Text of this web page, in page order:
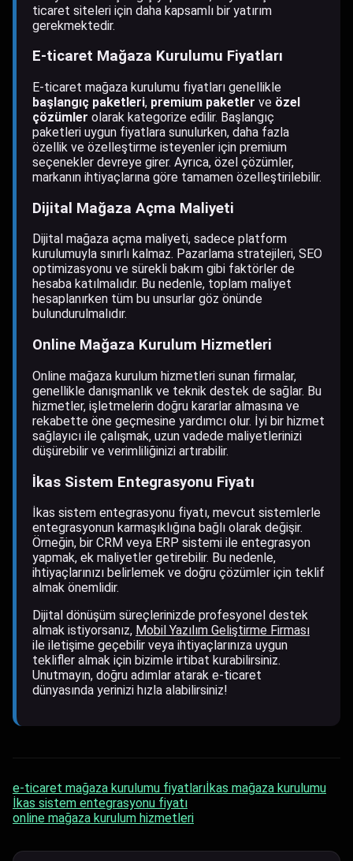
ticaret siteleri için daha kapsamlı bir yatırım
gerekmektedir.
E-ticaret Mağaza Kurulumu Fiyatları
E-ticaret mağaza kurulumu fiyatları genellikle
başlangıç paketleri, premium paketler ve özel
çözümler olarak kategorize edilir. Başlangıç
paketleri uygun fiyatlara sunulurken, daha fazla
özellik ve özelleştirme isteyenler için premium
seçenekler devreye girer. Ayrıca, özel çözümler,
markanın ihtiyaçlarına göre tamamen özelleştirilebilir.
Dijital Mağaza Açma Maliyeti
Dijital mağaza açma maliyeti, sadece platform
kurulumuyla sınırlı kalmaz. Pazarlama stratejileri, SEO
optimizasyonu ve sürekli bakım gibi faktörler de
hesaba katılmalıdır. Bu nedenle, toplam maliyet
hesaplanırken tüm bu unsurlar göz önünde
bulundurulmalıdır.
Online Mağaza Kurulum Hizmetleri
Online mağaza kurulum hizmetleri sunan firmalar,
genellikle danışmanlık ve teknik destek de sağlar. Bu
hizmetler, işletmelerin doğru kararlar almasına ve
rekabette öne geçmesine yardımcı olur. İyi bir hizmet
sağlayıcı ile çalışmak, uzun vadede maliyetlerinizi
düşürebilir ve verimliliğinizi artırabilir.
İkas Sistem Entegrasyonu Fiyatı
İkas sistem entegrasyonu fiyatı, mevcut sistemlerle
entegrasyonun karmaşıklığına bağlı olarak değişir.
Örneğin, bir CRM veya ERP sistemi ile entegrasyon
yapmak, ek maliyetler getirebilir. Bu nedenle,
ihtiyaçlarınızı belirlemek ve doğru çözümler için teklif
almak önemlidir.
Dijital dönüşüm süreçlerinizde profesyonel destek
almak istiyorsanız, Mobil Yazılım Geliştirme Firması
ile iletişime geçebilir veya ihtiyaçlarınıza uygun
teklifler almak için bizimle irtibat kurabilirsiniz.
Unutmayın, doğru adımlar atarak e-ticaret
dünyasında yerinizi hızla alabilirsiniz!
e-ticaret mağaza kurulumu fiyatları İkas mağaza kurulumu
İkas sistem entegrasyonu fiyatı
online mağaza kurulum hizmetleri